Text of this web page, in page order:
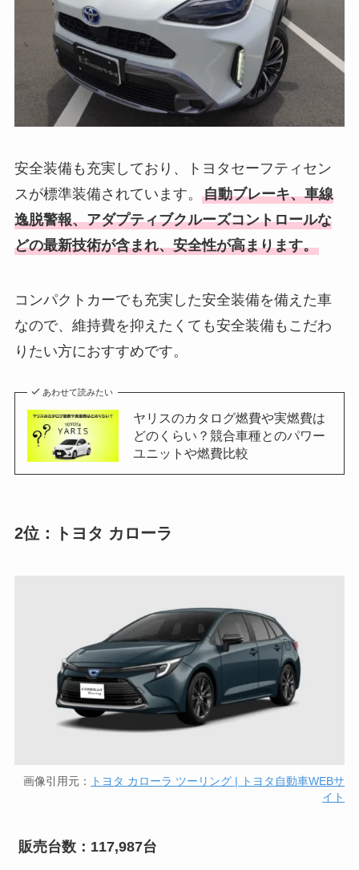
安全装備も充実しており、トヨタセーフティセン
スが標準装備されています。 自動ブレーキ、車線
逸脱警報、アダプティブクルーズコントロールな
どの最新技術が含まれ、安全性が高まります。
コンパクトカーでも充実した安全装備を備えた車
なので、維持費を抑えたくても安全装備もこだわ
りたい方におすすめです。
あわせて読みたい
ヤリスのカタログ燃費や実燃費は
どのくらい？競合車種とのパワー
ユニットや燃費比較
2位：トヨタ カローラ
画像引用元：
トヨタ カローラ ツーリング | トヨタ自動車WEBサ
イト
販売台数：117,987台